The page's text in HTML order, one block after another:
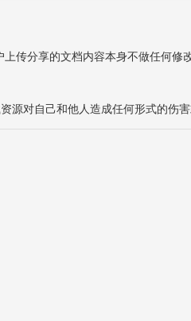
传分享的文档内容本身不做任何修
对自己和他人造成任何形式的伤害